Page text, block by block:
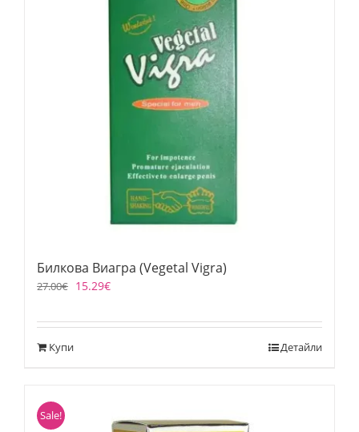
Билкова Виагра (Vegetal Vigra)
27.00€ 15.29€
Купи Детайли
Sale!